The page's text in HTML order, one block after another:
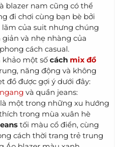
blazer nam cũng có thể
đi chơi cùng bạn bè bởi
lãm của suit nhưng chúng
và nhẹ nhàng của
cách casual.
một số cách mix đồ
năng động và không
đồ được gợi ý dưới đây:
và quần jeans:
một trong những xu hướng
trong mùa xuân hè
tối màu cổ điển, cùng
cách thời trang trẻ trung